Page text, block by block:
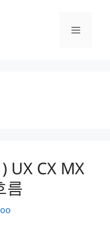
메
UX CX MX
름